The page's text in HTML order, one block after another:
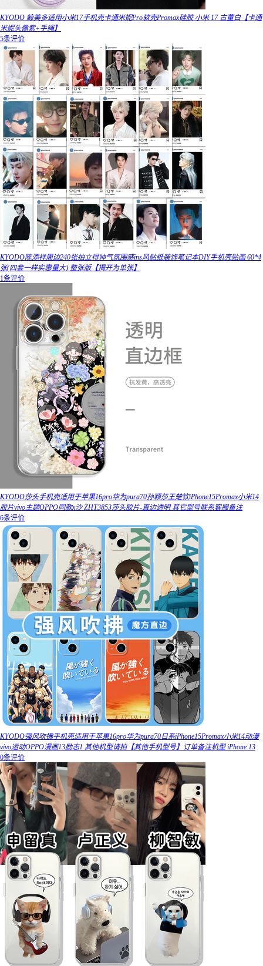
KYODO 鲸美多适用小米17手机壳卡通米妮Pro软壳Promax硅胶 小米 17 古董白【卡通
米妮头像紫+手绳】
5条评价
KYODO陈添祥周边240张拍立得帅气氛围感ins风贴纸装饰笔记本DIY手机壳贴画 60*4
张(四套一样实惠量大) 整张版【揭开为单张】
1条评价
KYODO莎头手机壳适用于苹果16pro华为pura70孙颖莎王楚钦iPhone15Promax小米14
胶片vivo主题OPPO同款x沙 ZHT3853莎头胶片-直边透明 其它型号联系客服备注
6条评价
KYODO强风吹拂手机壳适用于苹果16pro华为pura70日系iPhone15Promax小米14动漫
vivo运动OPPO漫画13励志1 其他机型请拍【其他手机型号】订单备注机型 iPhone 13
0条评价